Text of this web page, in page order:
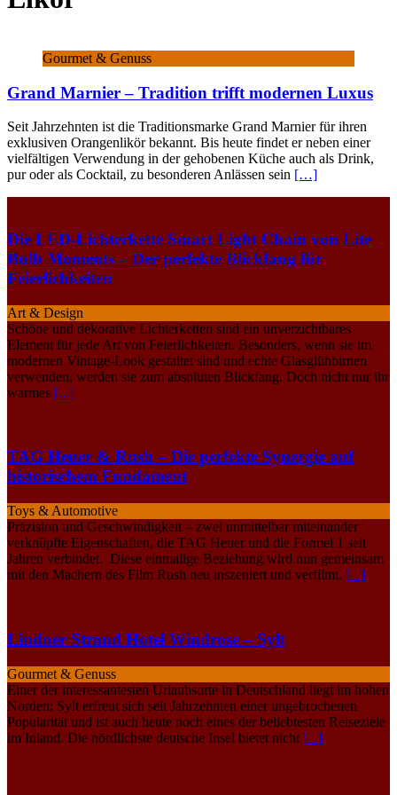
Gourmet & Genuss
Grand Marnier – Tradition trifft modernen Luxus
Seit Jahrzehnten ist die Traditionsmarke Grand Marnier für ihren
exklusiven Orangenlikör bekannt. Bis heute findet er neben einer
vielfältigen Verwendung in der gehobenen Küche auch als Drink,
pur oder als Cocktail, zu besonderen Anlässen sein […]
Die LED-Lichterkette Smart Light Chain von Lite
Bulb Moments – Der perfekte Blickfang für
Feierlichkeiten
Art & Design
Schöne und dekorative Lichterketten sind ein unverzichtbares
Element für jede Art von Feierlichkeiten. Besonders, wenn sie im
modernen Vintage-Look gestaltet sind und echte Glasglühbirnen
verwenden, werden sie zum absoluten Blickfang. Doch nicht nur ihr
warmes [...]
TAG Heuer & Rush – Die perfekte Synergie auf
historischem Fundament
Toys & Automotive
Präzision und Geschwindigkeit – zwei unmittelbar miteinander
verknüpfte Eigenschaften, die TAG Heuer und die Formel 1 seit
Jahren verbindet. Diese einmalige Beziehung wird nun gemeinsam
mit den Machern des Film Rush neu inszeniert und verfilmt. [...]
Lindner Strand Hotel Windrose – Sylt
Gourmet & Genuss
Einer der interessantesten Urlaubsorte in Deutschland liegt im hohen
Norden: Sylt erfreut sich seit Jahrzehnten einer ungebrochenen
Popularität und ist auch heute noch eines der beliebtesten Reiseziele
im Inland. Die nördlichste deutsche Insel bietet nicht [...]